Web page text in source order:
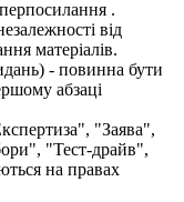
.
від
матеріалів.
- повинна бути
абзаці
"Заява",
"Тест-драйв",
на правах